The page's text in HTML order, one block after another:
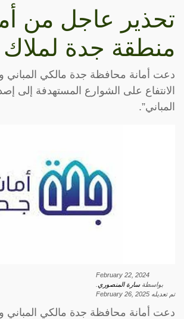
تحذير عاجل من
منطقة جدة
دعت أمانة محافظة جدة مالكي
الانتفاع على الشوارع المستهدفة إلى
المباني”.
February 22, 2024
بواسطةسارة المنصوري
تم تعديله February 26, 2025
دعت أمانة محافظة جدة مالكي